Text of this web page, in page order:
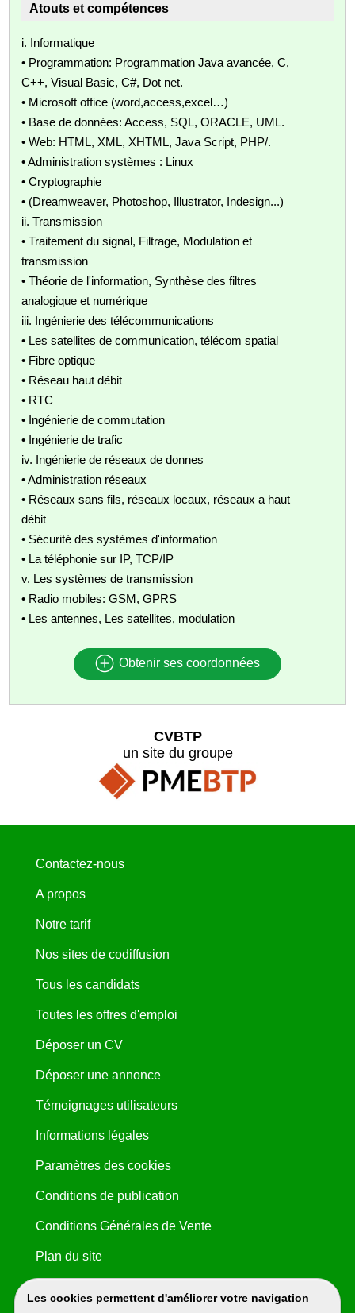
Atouts et compétences
i. Informatique
• Programmation: Programmation Java avancée, C,
C++, Visual Basic, C#, Dot net.
• Microsoft office (word,access,excel…)
• Base de données: Access, SQL, ORACLE, UML.
• Web: HTML, XML, XHTML, Java Script, PHP/.
• Administration systèmes : Linux
• Cryptographie
• (Dreamweaver, Photoshop, Illustrator, Indesign...)
ii. Transmission
• Traitement du signal, Filtrage, Modulation et
transmission
• Théorie de l'information, Synthèse des filtres
analogique et numérique
iii. Ingénierie des télécommunications
• Les satellites de communication, télécom spatial
• Fibre optique
• Réseau haut débit
• RTC
• Ingénierie de commutation
• Ingénierie de trafic
iv. Ingénierie de réseaux de donnes
• Administration réseaux
• Réseaux sans fils, réseaux locaux, réseaux a haut
débit
• Sécurité des systèmes d'information
• La téléphonie sur IP, TCP/IP
v. Les systèmes de transmission
• Radio mobiles: GSM, GPRS
• Les antennes, Les satellites, modulation
Obtenir ses coordonnées
Les cookies permettent d'améliorer votre navigation
CVBTP
un site du groupe
Contactez-nous
A propos
Notre tarif
Nos sites de codiffusion
Tous les candidats
Toutes les offres d'emploi
Déposer un CV
Déposer une annonce
Témoignages utilisateurs
Informations légales
Paramètres des cookies
Conditions de publication
Conditions Générales de Vente
Plan du site